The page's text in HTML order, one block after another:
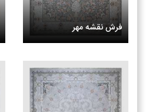
فرش نقشه مهر